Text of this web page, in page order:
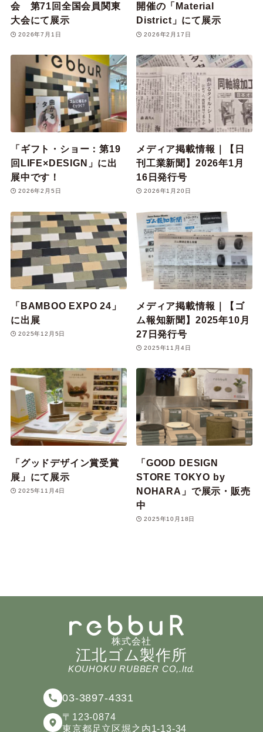
会 第71回全国会員関東
大会にて展示
2026年7月1日
開催の「Material
District」にて展示
2026年2月17日
「ギフト・ショー：第19
回LIFE×DESIGN」に出
展中です！
2026年2月5日
メディア掲載情報｜【日
刊工業新聞】2026年1月
16日発行号
2026年1月20日
「BAMBOO EXPO 24」
に出展
2025年12月5日
メディア掲載情報｜【ゴ
ム報知新聞】2025年10月
27日発行号
2025年11月4日
「グッドデザイン賞受賞
展」にて展示
2025年11月4日
「GOOD DESIGN
STORE TOKYO by
NOHARA」で展示・販売
中
2025年10月18日
株式会社
江北ゴム製作所
KOUHOKU RUBBER CO,.ltd.
03-3897-4331
〒123-0874
東京都足立区堀之内1-13-34